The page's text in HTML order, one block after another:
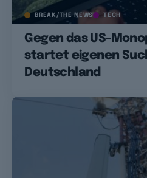
BREAK/THE NEWS TECH
Gegen das US-
startet eigenen
Deutschland